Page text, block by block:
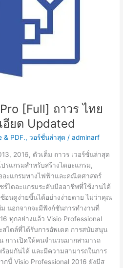
[Full] ถาวร ไทย
อียด Updated
& PDF.,วอร์ชั่นล่าสุด /adminarf
2016, ตัวเต็ม ถาวร เวอร์ชั่นล่าสุด
รแกรมสำหรับสร้างไดอะแกรม,
ะแกรมทางไฟฟ้าและคณิตศาสตร์
ไดอะแกรมระดับมืออาชีพที่ใช้งานได้
อนดูง่ายขึ้นได้อย่างง่ายดาย ไม่ว่าคุณ
นอกจากจะมีฟังก์ชันการทำงานที่
ทุกอย่างแล้ว Visio Professional
สไตล์ที่ได้รับการอัพเดต การสนับสนุน
การเปิดให้คนจำนวนมากสามารถ
อมกันได้ และมีความสามารถในการ
กนี้ Visio Professional 2016 ยังมีส